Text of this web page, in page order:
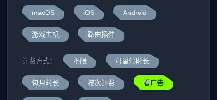
macOS iOS Android
游戏主机 路由插件
计费方式： 不限 可暂停时长
包月时长 按次计费 看广告